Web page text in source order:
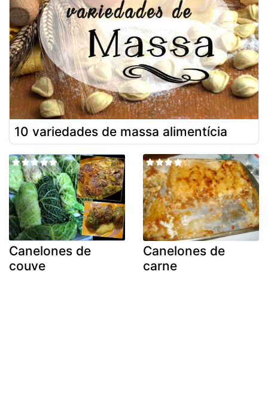
10 variedades de massa alimentícia
Canelones de
couve
Canelones de
carne